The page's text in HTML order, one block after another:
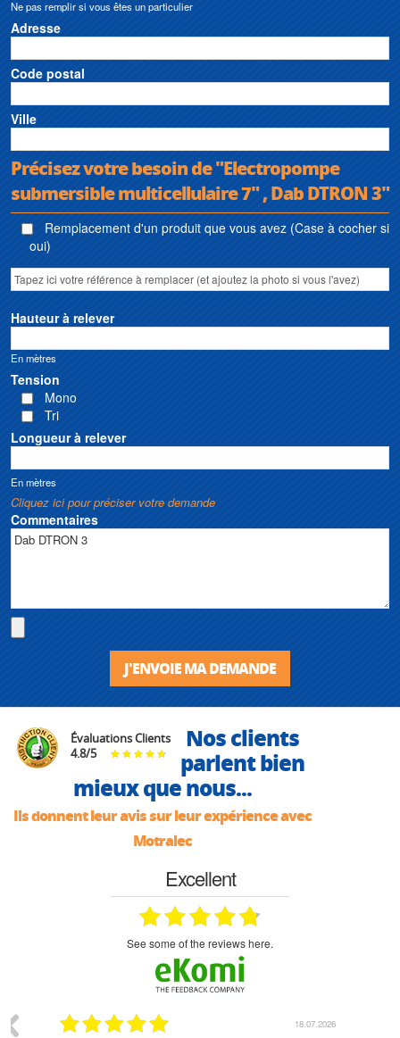
Ne pas remplir si vous êtes un particulier
Adresse
Code postal
Ville
Précisez votre besoin de "Electropompe
submersible multicellulaire 7" , Dab DTRON 3"
Remplacement d'un produit que vous avez (Case à cocher si
oui)
Hauteur à relever
En mètres
Tension
Mono
Tri
Longueur à relever
En mètres
Cliquez ici pour préciser votre demande
Commentaires
J'ENVOIE MA DEMANDE
Évaluations Clients
4.8/5
Nos clients
parlent bien
mieux que nous...
Ils donnent leur avis sur leur expérience avec
Motralec
Excellent
see some of the reviews here.
18.07.2026